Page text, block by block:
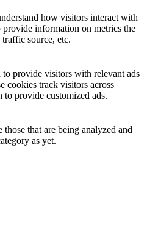
how visitors interact with
information on metrics the
source, etc.
to provide visitors with relevant ads
cookies track visitors across
provide customized ads.
that are being analyzed and
as yet.